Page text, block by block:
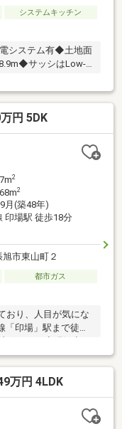
システムキッチン
システム有◆土地面
サッシはLow-E
のユニットバス◆カ
環境】〇ローソン尾
松原薬局・・・約
・・約890m〇旭台
930m〇東中学
円 5DK
2
2
月(築48年)
印場駅 徒歩18分
市東山町２
都市ガス
おり、人目が気にな
印場」駅まで徒歩
約780m〇ファミリ
ラッグ天子田
・・約630m〇東山
〇西中学校・・・
万円 4LDK